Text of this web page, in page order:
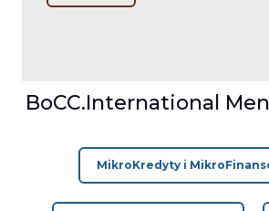
BoCC.International
MikroKredyty i